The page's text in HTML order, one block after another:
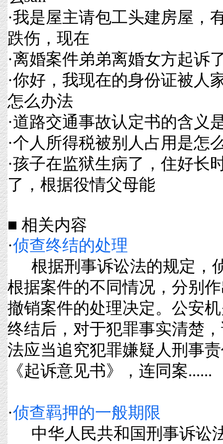
·我是屋主请包工头建房屋，
跌伤，现在
·离婚案件弟弟离婚女方起诉
·你好，我现在的身份证被人
怎么办法
·道路交通事故认定书的含义
·个人所得税被别人占用是怎
·孩子在监狱生病了，住好长
了，根据役情父母能
■ 相关内容
·侦查终结的处理
根据刑事诉讼法的规定，
根据案件的不同情况，分别
撤销案件的处理决定。公安
终结后，对于犯罪事实清楚
法应当追究犯罪嫌疑人刑事
《起诉意见书》，连同案......
·侦查羁押的一般期限
中华人民共和国刑事诉讼